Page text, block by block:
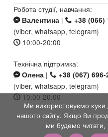
Робота студії, навчання:
Валентина | +38 (066)
(viber, whatsapp, telegram)
10:00-20:00
Технічна підтримка:
Олена | +38 (067) 696-
(viber, whatsapp, telegram)
10:00-20:00
Ми використовуємо
нашого сайту. Якщо Ви
ми будемо